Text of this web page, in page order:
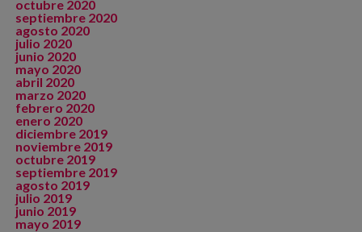
octubre 2020
septiembre 2020
agosto 2020
julio 2020
junio 2020
mayo 2020
abril 2020
marzo 2020
febrero 2020
enero 2020
diciembre 2019
noviembre 2019
octubre 2019
septiembre 2019
agosto 2019
julio 2019
junio 2019
mayo 2019